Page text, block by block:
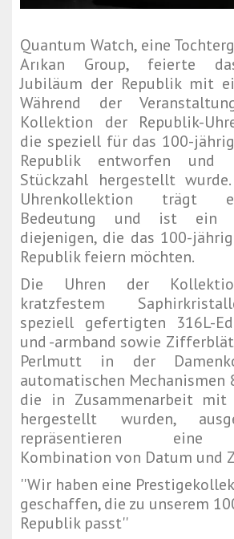
Quantum Watch, eine
Arıkan Group, feierte
Jubiläum der Republik mit
Während der
Kollektion der Republik-
die speziell für das 100-
Republik entworfen und
Stückzahl hergestellt
Uhrenkollektion trägt
Bedeutung und ist ein
diejenigen, die das 100-
Republik feiern möchten.
Die Uhren der
kratzfestem
speziell gefertigten 316L-
und -armband sowie
Perlmutt in der
automatischen Mechanismen
die in Zusammenarbeit mit
hergestellt wurden,
repräsentieren eine
Kombination von Datum und
''Wir haben eine
geschaffen, die zu unserem
Republik passt''